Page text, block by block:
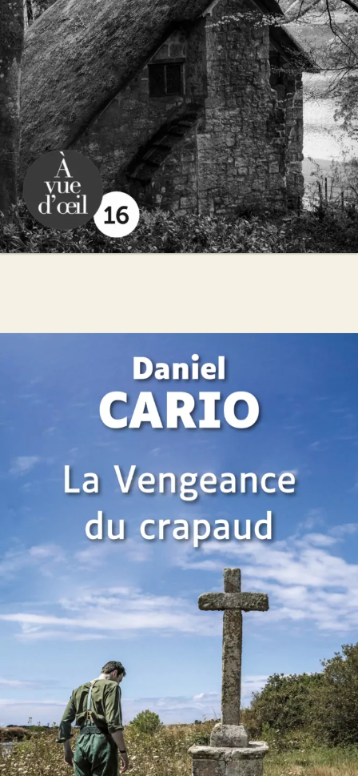
La Vengeance du crapaud
Daniel Cario